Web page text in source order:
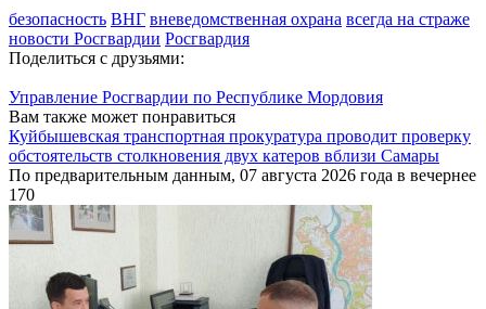
безопасность ВНГ вневедомственная охрана всегда на страже
новости Росгвардии Росгвардия
Поделиться с друзьями:
Управление Росгвардии по Республике Мордовия
Вам также может понравиться
Куйбышевская транспортная прокуратура проводит проверку
обстоятельств столкновения двух катеров вблизи Самары
По предварительным данным, 07 августа 2026 года в вечернее
170